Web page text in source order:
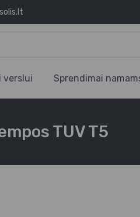
verslui Sprendimai
TUV T5